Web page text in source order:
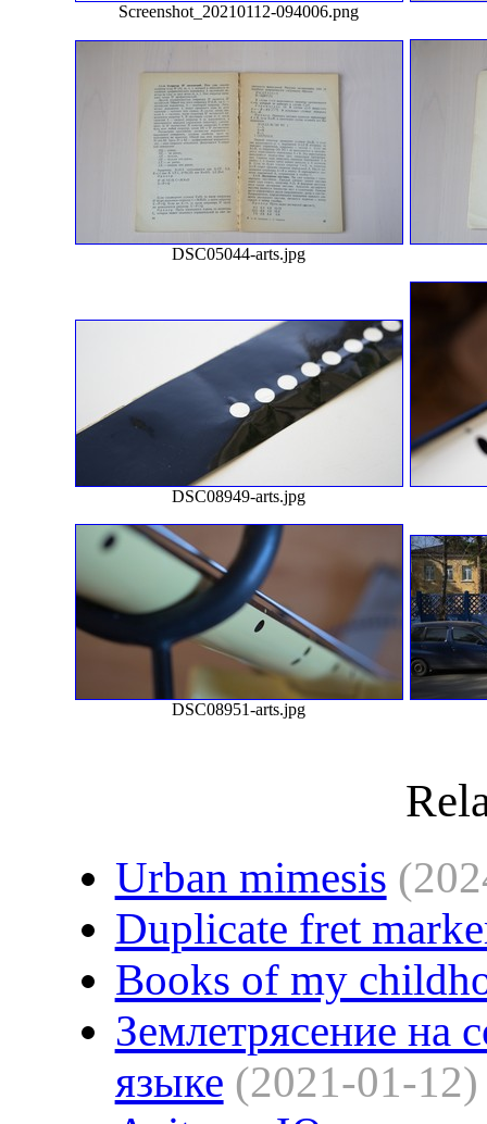
Screenshot_20210112-094006.png
DSC05044-arts.jpg
DSC08949-arts.jpg
DSC08951-arts.jpg
Urban mimesis
Duplicate fret
Books of my
Землетрясение на
языке (2021-01-12)